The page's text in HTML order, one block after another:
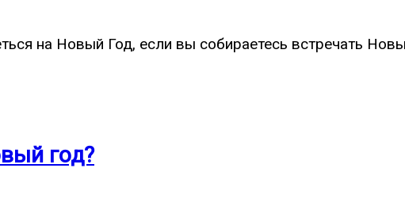
на Новый Год, если вы собираетесь встречать
год?